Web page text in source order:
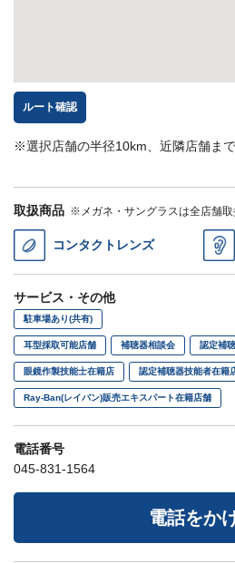
取扱商品 ※メガネ・サングラスは全店舗取
コンタクトレンズ
サービス・その他
駐車場あり(共有)
耳型採取可能店舗 補聴器相談会 認定補
眼鏡作製技能士在籍店 認定補聴器技能者在籍
Ray-Ban(レイバン)販売エキスパート在籍店舗
電話番号
045-831-1564
電話をか
ルート確認
※選択店舗の半径10km、近隣店舗まで